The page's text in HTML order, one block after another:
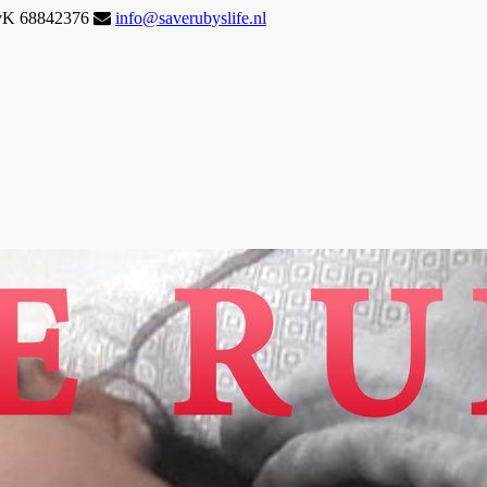
68842376 info@saverubyslife.nl